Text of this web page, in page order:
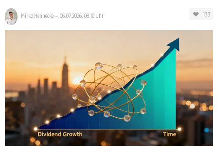
Mirko Hennecke— 06.07.2026, 08:10 Uhr 133